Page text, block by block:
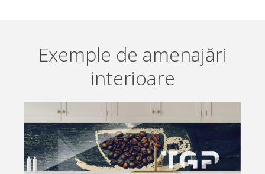
Exemple de amenajări
interioare